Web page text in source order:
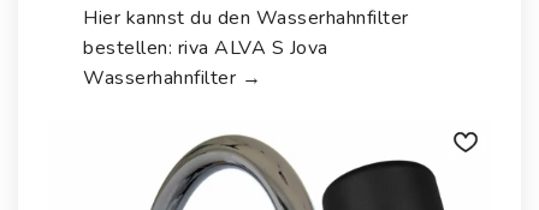
Hier kannst du den Wasserhahnfilter
bestellen: riva ALVA S Jova
Wasserhahnfilter →
Auf die
Wunschliste